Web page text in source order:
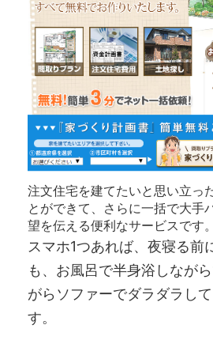
注文住宅を建てたいと思い立っ
とができて、さらに一括で大手
望を伝える便利なサービスです。
スマホ1つあれば、夜寝る前
も、お風呂で半身浴しなが
がらソファーでダラダラし
す。